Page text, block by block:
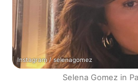
Instagram / selenagomez
Selena Gomez in